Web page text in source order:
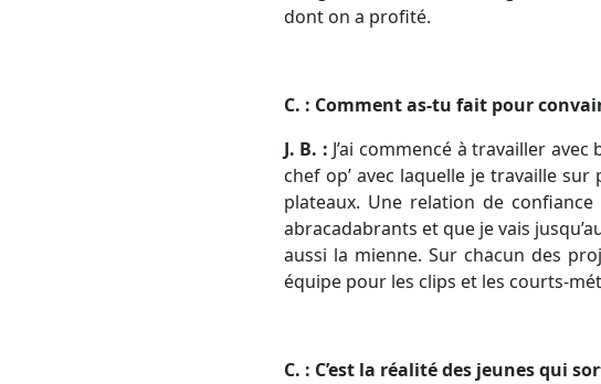
dont on a profité.
C. : Comment as-tu fait pour
J. B. : J’ai commencé à travailler
chef op’ avec laquelle je travaille
plateaux. Une relation de
abracadabrants et que je vais
aussi la mienne. Sur chacun des
équipe pour les clips et les courts-
C. : C’est la réalité des jeunes qui